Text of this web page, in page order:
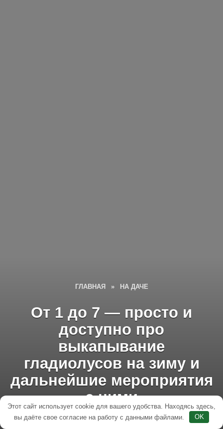
ГЛАВНАЯ » НА ДАЧЕ
От 1 до 7 — просто и
доступно про
выкапывание
гладиолусов на зиму и
дальнейшие мероприятия
с ними
Этот сайт использует cookie для вашего удобства. Находясь здесь,
вы даёте свое согласие на работу с данными файлами.
OK